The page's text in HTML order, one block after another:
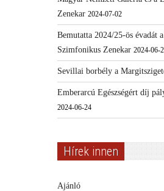
Zenekar 2024-07-02
Bemutatta 2024/25-ös évadát
Szimfonikus Zenekar 2024-06-
Sevillai borbély a
Emberarcú Egészségért díj
2024-06-24
Hírek innen
Ajánló